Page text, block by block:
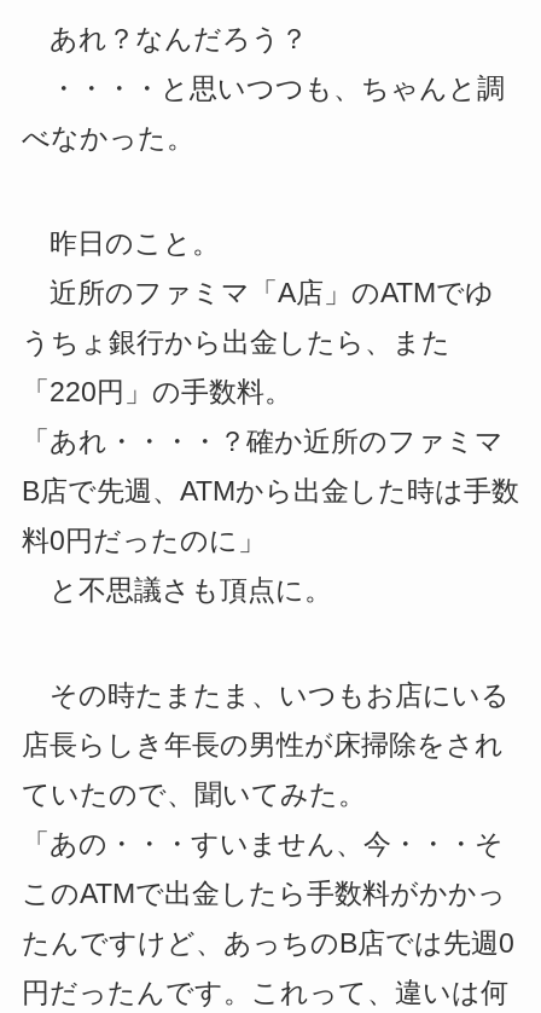
あれ？なんだろう？
・・・・と思いつつも、ちゃんと調
べなかった。
昨日のこと。
近所のファミマ「A店」のATMでゆ
うちょ銀行から出金したら、また
「220円」の手数料。
「あれ・・・・？確か近所のファミマ
B店で先週、ATMから出金した時は手数
料0円だったのに」
と不思議さも頂点に。
その時たまたま、いつもお店にいる
店長らしき年長の男性が床掃除をされ
ていたので、聞いてみた。
「あの・・・すいません、今・・・そ
このATMで出金したら手数料がかかっ
たんですけど、あっちのB店では先週0
円だったんです。これって、違いは何